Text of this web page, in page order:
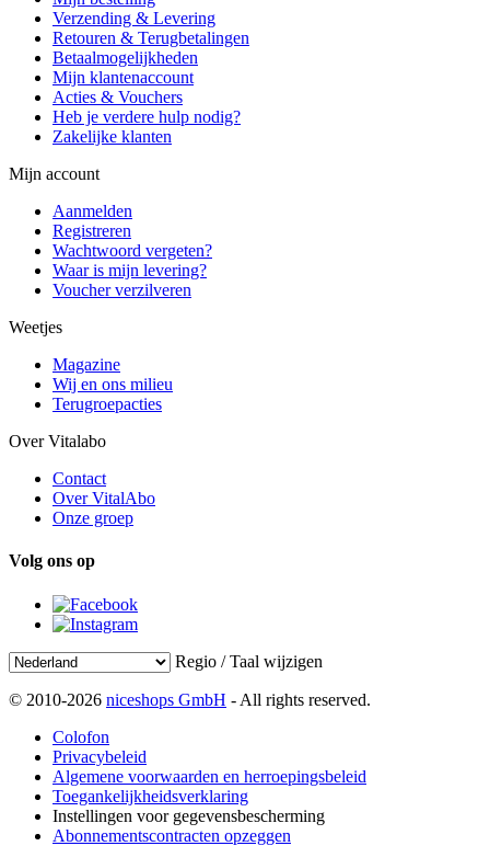
Verzending & Levering
Retouren & Terugbetalingen
Betaalmogelijkheden
Mijn klantenaccount
Acties & Vouchers
Heb je verdere hulp nodig?
Zakelijke klanten
Mijn account
Aanmelden
Registreren
Wachtwoord vergeten?
Waar is mijn levering?
Voucher verzilveren
Weetjes
Magazine
Wij en ons milieu
Terugroepacties
Over Vitalabo
Contact
Over VitalAbo
Onze groep
Volg ons op
Regio / Taal wijzigen
© 2010-2026 niceshops GmbH - All rights reserved.
Colofon
Privacybeleid
Algemene voorwaarden en herroepingsbeleid
Toegankelijkheidsverklaring
Instellingen voor gegevensbescherming
Abonnementscontracten opzeggen